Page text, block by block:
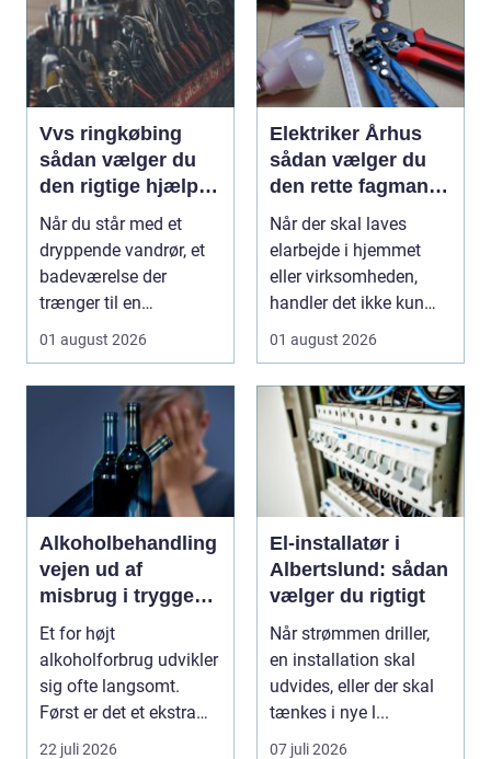
Vvs ringkøbing
sådan vælger du
den rigtige hjælp til
vand, varme og
ventilation
Når du står med et
dryppende vandrør, et
badeværelse der
trænger til en
renovering, e...
01 august 2026
Elektriker Århus
sådan vælger du
den rette fagmand
til opgaven
Når der skal laves
elarbejde i hjemmet
eller virksomheden,
handler det ikke kun
01 august 2026
Alkoholbehandling
vejen ud af
misbrug i trygge
og professionelle
rammer
Et for højt
alkoholforbrug udvikler
sig ofte langsomt.
Først er det et ekstra
glas til weekenden, se...
22 juli 2026
El-installatør i
Albertslund: sådan
vælger du rigtigt
Når strømmen driller,
en installation skal
udvides, eller der skal
tænkes i nye l...
07 juli 2026